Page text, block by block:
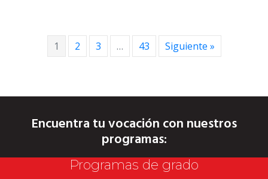
1 2 3 … 43 Siguiente »
Encuentra tu vocación con nuestros
programas:
Programas de grado